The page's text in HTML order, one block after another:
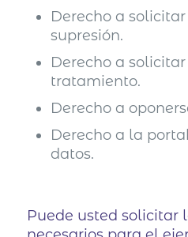
Derecho a
supresión.
Derecho a
tratamiento.
Derecho a
Derecho a la
datos.
Puede usted solicitar